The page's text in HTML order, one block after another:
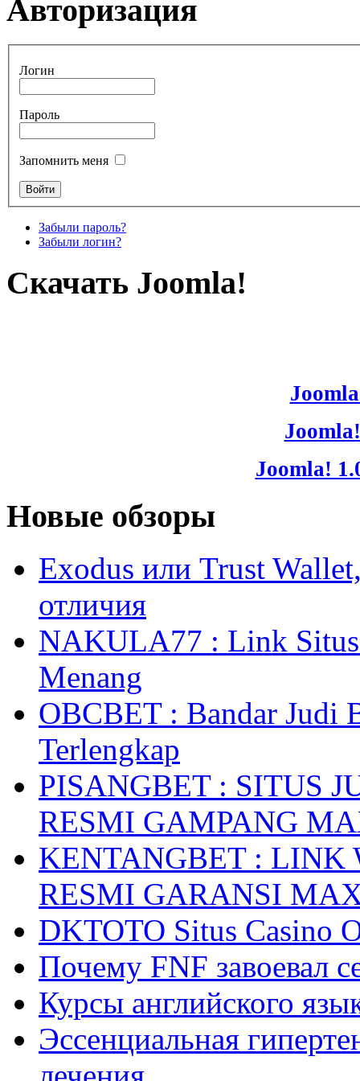
Авторизация
Логин
Пароль
Запомнить меня
Забыли пароль?
Забыли логин?
Скачать Joomla!
Joomla!
Новые обзоры
Exodus или Trust
отличия
NAKULA77 : Link Situs
Menang
OBCBET : Bandar Judi
Terlengkap
PISANGBET : SITUS
RESMI GAMPANG
KENTANGBET : LINK
RESMI GARANSI
DKTOTO Situs Casino
Почему FNF завоевал
Курсы английского
Эссенциальная